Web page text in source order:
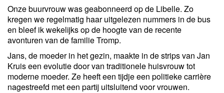
Onze buurvrouw was geabonneerd op de Libelle. Zo
kregen we regelmatig haar uitgelezen nummers in de bus
en bleef ik wekelijks op de hoogte van de recente
avonturen van de familie Tromp.
Jans, de moeder in het gezin, maakte in de strips van Jan
Kruis een evolutie door van traditionele huisvrouw tot
moderne moeder. Ze heeft een tijdje een politieke carrière
nagestreefd met een partij uitsluitend voor vrouwen.